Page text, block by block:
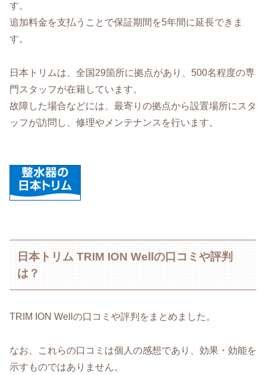
す。
追加料金を支払うことで保証期間を5年間に延長できま
す。
日本トリムは、全国29箇所に拠点があり、500名程度の専
門スタッフが在籍しています。
故障した場合などには、最寄りの拠点から設置場所にスタ
ッフが訪問し、修理やメンテナンスを行います。
日本トリム TRIM ION Wellの口コミや評判
は？
TRIM ION Wellの口コミや評判をまとめました。
なお、これらの口コミは個人の感想であり、効果・効能を
示すものではありません。